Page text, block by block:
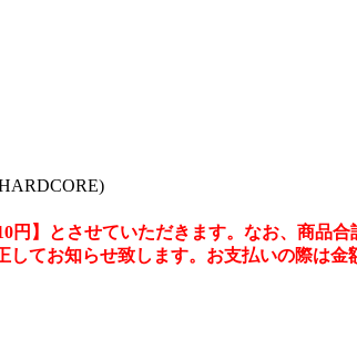
】とさせていただきます。なお、商品合
てお知らせ致します。お支払いの際は